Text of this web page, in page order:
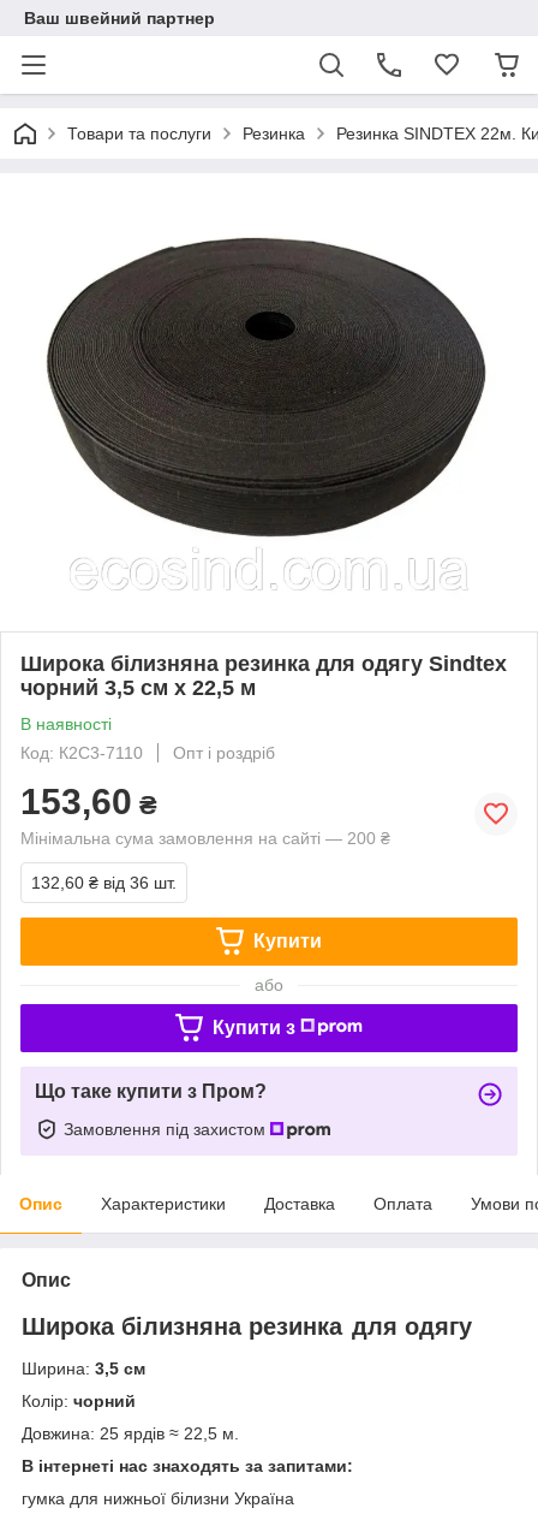
Ваш швейний партнер
Товари та послуги Резинка Резинка SINDTEX 22м.
Широка білизняна резинка для одягу Sindtex
чорний 3,5 см х 22,5 м
В наявності
Код: К2С3-7110
Опт і роздріб
153,60 ₴
Мінімальна сума замовлення на сайті — 200 ₴
132,60 ₴ від 36 шт.
Купити
або
Купити з
Що таке купити з Пром?
Замовлення під захистом
Опис Характеристики Доставка Оплата Умови
Опис
Широка білизняна резинка для одягу
Ширина: 3,5 см
Колір: чорний
Довжина: 25 ярдів ≈ 22,5 м.
В інтернеті нас знаходять за запитами:
гумка для нижньої білизни Україна